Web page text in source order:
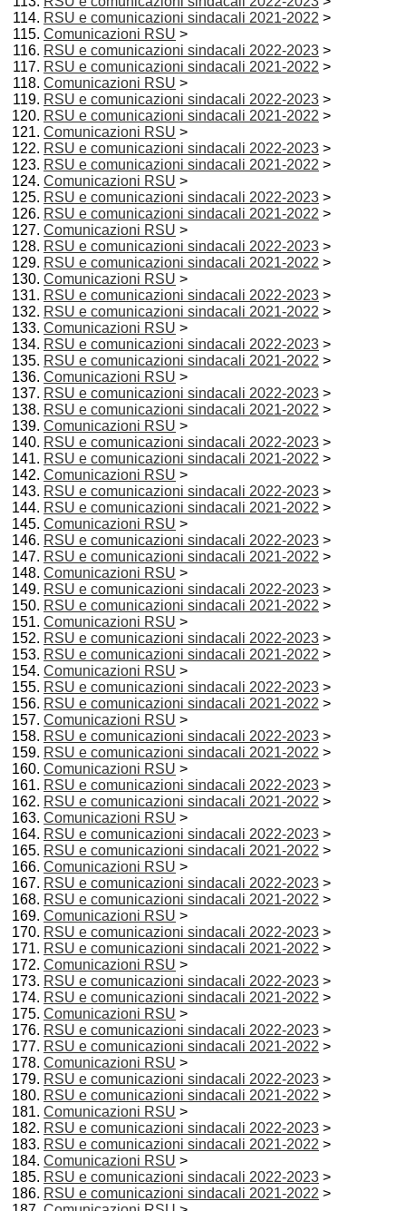
RSU e comunicazioni sindacali 2021-2022 >
Comunicazioni RSU >
RSU e comunicazioni sindacali 2022-2023 >
RSU e comunicazioni sindacali 2021-2022 >
Comunicazioni RSU >
RSU e comunicazioni sindacali 2022-2023 >
RSU e comunicazioni sindacali 2021-2022 >
Comunicazioni RSU >
RSU e comunicazioni sindacali 2022-2023 >
RSU e comunicazioni sindacali 2021-2022 >
Comunicazioni RSU >
RSU e comunicazioni sindacali 2022-2023 >
RSU e comunicazioni sindacali 2021-2022 >
Comunicazioni RSU >
RSU e comunicazioni sindacali 2022-2023 >
RSU e comunicazioni sindacali 2021-2022 >
Comunicazioni RSU >
RSU e comunicazioni sindacali 2022-2023 >
RSU e comunicazioni sindacali 2021-2022 >
Comunicazioni RSU >
RSU e comunicazioni sindacali 2022-2023 >
RSU e comunicazioni sindacali 2021-2022 >
Comunicazioni RSU >
RSU e comunicazioni sindacali 2022-2023 >
RSU e comunicazioni sindacali 2021-2022 >
Comunicazioni RSU >
RSU e comunicazioni sindacali 2022-2023 >
RSU e comunicazioni sindacali 2021-2022 >
Comunicazioni RSU >
RSU e comunicazioni sindacali 2022-2023 >
RSU e comunicazioni sindacali 2021-2022 >
Comunicazioni RSU >
RSU e comunicazioni sindacali 2022-2023 >
RSU e comunicazioni sindacali 2021-2022 >
Comunicazioni RSU >
RSU e comunicazioni sindacali 2022-2023 >
RSU e comunicazioni sindacali 2021-2022 >
Comunicazioni RSU >
RSU e comunicazioni sindacali 2022-2023 >
RSU e comunicazioni sindacali 2021-2022 >
Comunicazioni RSU >
RSU e comunicazioni sindacali 2022-2023 >
RSU e comunicazioni sindacali 2021-2022 >
Comunicazioni RSU >
RSU e comunicazioni sindacali 2022-2023 >
RSU e comunicazioni sindacali 2021-2022 >
Comunicazioni RSU >
RSU e comunicazioni sindacali 2022-2023 >
RSU e comunicazioni sindacali 2021-2022 >
Comunicazioni RSU >
RSU e comunicazioni sindacali 2022-2023 >
RSU e comunicazioni sindacali 2021-2022 >
Comunicazioni RSU >
RSU e comunicazioni sindacali 2022-2023 >
RSU e comunicazioni sindacali 2021-2022 >
Comunicazioni RSU >
RSU e comunicazioni sindacali 2022-2023 >
RSU e comunicazioni sindacali 2021-2022 >
Comunicazioni RSU >
RSU e comunicazioni sindacali 2022-2023 >
RSU e comunicazioni sindacali 2021-2022 >
Comunicazioni RSU >
RSU e comunicazioni sindacali 2022-2023 >
RSU e comunicazioni sindacali 2021-2022 >
Comunicazioni RSU >
RSU e comunicazioni sindacali 2022-2023 >
RSU e comunicazioni sindacali 2021-2022 >
Comunicazioni RSU >
RSU e comunicazioni sindacali 2022-2023 >
RSU e comunicazioni sindacali 2021-2022 >
Comunicazioni RSU >
RSU e comunicazioni sindacali 2022-2023 >
RSU e comunicazioni sindacali 2021-2022 >